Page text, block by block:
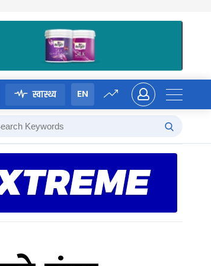
स्वास्थ्य EN